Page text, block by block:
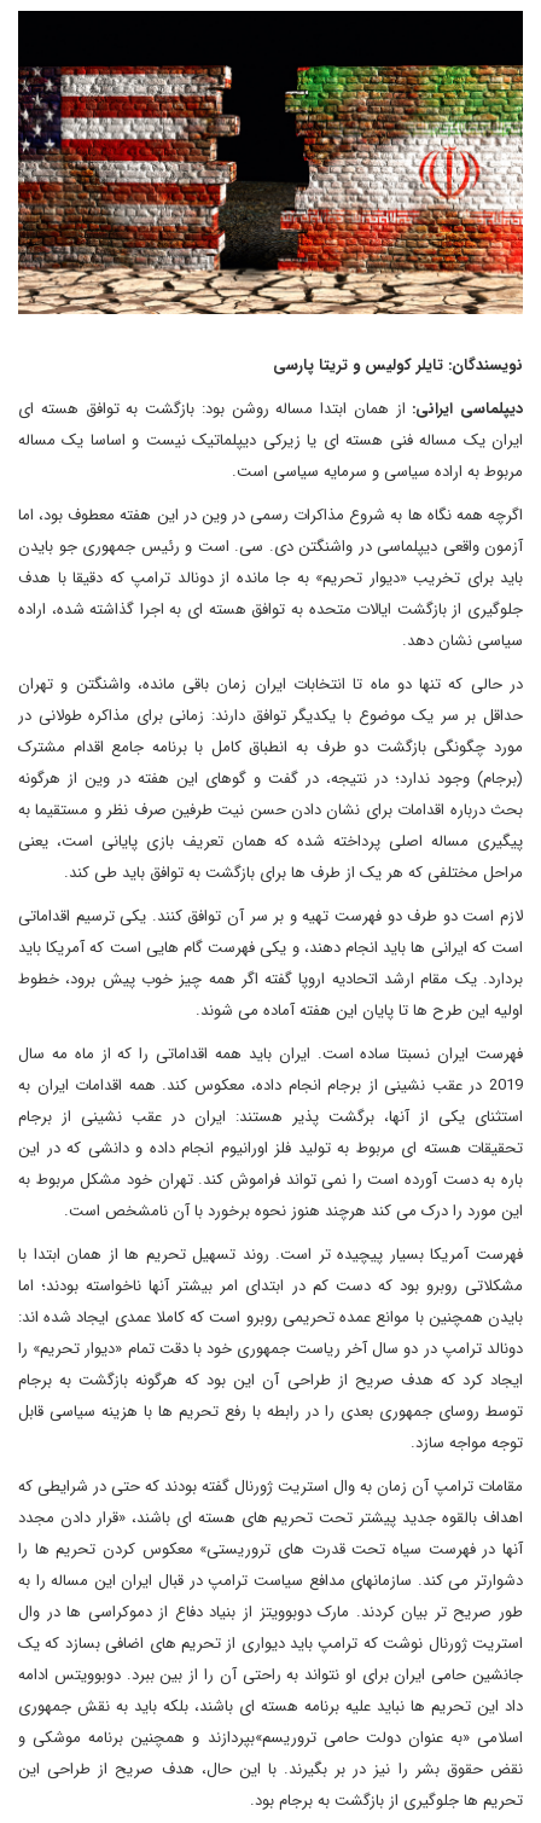
نویسندگان: تایلر کولیس و تریتا پارسی
دیپلماسی ایرانی: از همان ابتدا مساله روشن بود: بازگشت به توافق هسته ای
ایران یک مساله فنی هسته ای یا زیرکی دیپلماتیک نیست و اساسا یک مساله
مربوط به اراده سیاسی و سرمایه سیاسی است.
اگرچه همه نگاه ها به شروع مذاکرات رسمی در وین در این هفته معطوف بود، اما
آزمون واقعی دیپلماسی در واشنگتن دی. سی. است و رئیس جمهوری جو بایدن
باید برای تخریب «دیوار تحریم» به جا مانده از دونالد ترامپ که دقیقا با هدف
جلوگیری از بازگشت ایالات متحده به توافق هسته ای به اجرا گذاشته شده، اراده
سیاسی نشان دهد.
در حالی که تنها دو ماه تا انتخابات ایران زمان باقی مانده، واشنگتن و تهران
حداقل بر سر یک موضوع با یکدیگر توافق دارند: زمانی برای مذاکره طولانی در
مورد چگونگی بازگشت دو طرف به انطباق کامل با برنامه جامع اقدام مشترک
(برجام) وجود ندارد؛ در نتیجه، در گفت و گوهای این هفته در وین از هرگونه
بحث درباره اقدامات برای نشان دادن حسن نیت طرفین صرف نظر و مستقیما به
پیگیری مساله اصلی پرداخته شده که همان تعریف بازی پایانی است، یعنی
مراحل مختلفی که هر یک از طرف ها برای بازگشت به توافق باید طی کند.
لازم است دو طرف دو فهرست تهیه و بر سر آن توافق کنند. یکی ترسیم اقداماتی
است که ایرانی ها باید انجام دهند، و یکی فهرست گام هایی است که آمریکا باید
بردارد. یک مقام ارشد اتحادیه اروپا گفته اگر همه چیز خوب پیش برود، خطوط
اولیه این طرح ها تا پایان این هفته آماده می شوند.
فهرست ایران نسبتا ساده است. ایران باید همه اقداماتی را که از ماه مه سال
2019 در عقب نشینی از برجام انجام داده، معکوس کند. همه اقدامات ایران به
استثنای یکی از آنها، برگشت پذیر هستند: ایران در عقب نشینی از برجام
تحقیقات هسته ای مربوط به تولید فلز اورانیوم انجام داده و دانشی که در این
باره به دست آورده است را نمی تواند فراموش کند. تهران خود مشکل مربوط به
این مورد را درک می کند هرچند هنوز نحوه برخورد با آن نامشخص است.
فهرست آمریکا بسیار پیچیده تر است. روند تسهیل تحریم ها از همان ابتدا با
مشکلاتی روبرو بود که دست کم در ابتدای امر بیشتر آنها ناخواسته بودند؛ اما
بایدن همچنین با موانع عمده تحریمی روبرو است که کاملا عمدی ایجاد شده اند:
دونالد ترامپ در دو سال آخر ریاست جمهوری خود با دقت تمام «دیوار تحریم» را
ایجاد کرد که هدف صریح از طراحی آن این بود که هرگونه بازگشت به برجام
توسط روسای جمهوری بعدی را در رابطه با رفع تحریم ها با هزینه سیاسی قابل
توجه مواجه سازد.
مقامات ترامپ آن زمان به وال استریت ژورنال گفته بودند که حتی در شرایطی که
اهداف بالقوه جدید پیشتر تحت تحریم های هسته ای باشند، «قرار دادن مجدد
آنها در فهرست سیاه تحت قدرت های تروریستی» معکوس کردن تحریم ها را
دشوارتر می کند. سازمانهای مدافع سیاست ترامپ در قبال ایران این مساله را به
طور صریح تر بیان کردند. مارک دوبوویتز از بنیاد دفاع از دموکراسی ها در وال
استریت ژورنال نوشت که ترامپ باید دیواری از تحریم های اضافی بسازد که یک
جانشین حامی ایران برای او نتواند به راحتی آن را از بین ببرد. دوبوویتس ادامه
داد این تحریم ها نباید علیه برنامه هسته ای باشند، بلکه باید به نقش جمهوری
اسلامی «به عنوان دولت حامی تروریسم»بپردازند و همچنین برنامه موشکی و
نقض حقوق بشر را نیز در بر بگیرند. با این حال، هدف صریح از طراحی این
تحریم ها جلوگیری از بازگشت به برجام بود.